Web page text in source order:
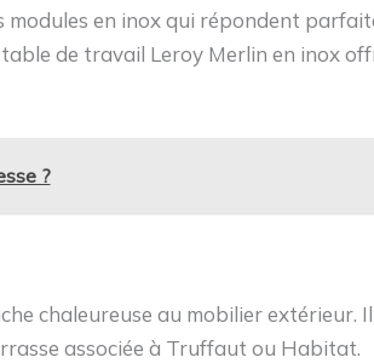
modules en inox qui répondent
de travail Leroy Merlin en inox
?
chaleureuse au mobilier extérieur. Il
associée à Truffaut ou Habitat.